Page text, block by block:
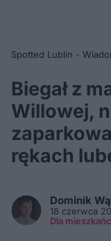
Spotted Lublin -
Biegał z
Willowej,
rękach
Dominik
18 czerwca
Dla